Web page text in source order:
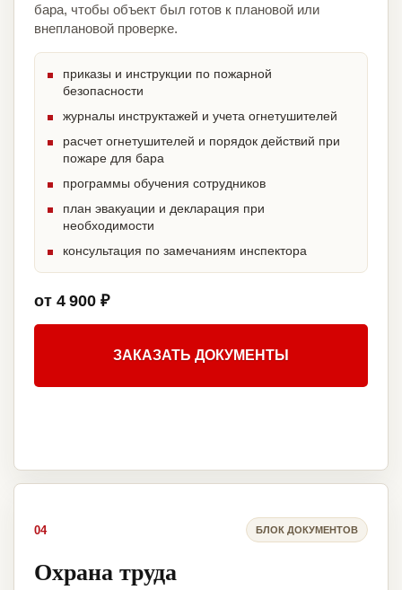
бара, чтобы объект был готов к плановой или
внеплановой проверке.
приказы и инструкции по пожарной
безопасности
журналы инструктажей и учета огнетушителей
расчет огнетушителей и порядок действий при
пожаре для бара
программы обучения сотрудников
план эвакуации и декларация при
необходимости
консультация по замечаниям инспектора
от 4 900 ₽
ЗАКАЗАТЬ ДОКУМЕНТЫ
04 БЛОК ДОКУМЕНТОВ
Охрана труда